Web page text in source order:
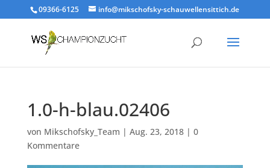
09366-6125 info@mikschofsky-schauwellensittich.de
1.0-h-blau.02406
von Mikschofsky_Team | Aug. 23, 2018| 0
Kommentare